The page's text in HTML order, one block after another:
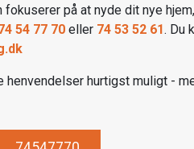
på at nyde dit nye
54 77 70 eller 74 53 52 61. Du
hurtigst muligt -